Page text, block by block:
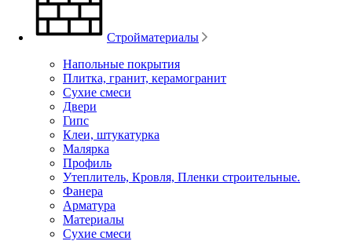
Стройматериалы
Напольные покрытия
Плитка, гранит, керамогранит
Сухие смеси
Двери
Гипс
Клеи, штукатурка
Малярка
Профиль
Утеплитель, Кровля, Пленки строительные.
Фанера
Арматура
Материалы
Сухие смеси